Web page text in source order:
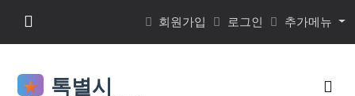
메뉴 버튼 회원가입 로그인 추가메뉴
검